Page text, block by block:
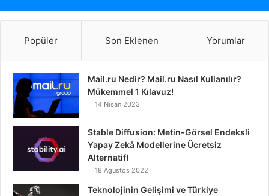
Popüler Son Eklenen Yorumlar
Mail.ru Nedir? Mail.ru Nasıl Kullanılır?
Mükemmel 1 Kılavuz!
14 Nisan 2023
Stable Diffusion: Metin-Görsel Endeksli
Yapay Zekâ Modellerine Ücretsiz
Alternatif!
18 Ağustos 2022
Teknolojinin Gelişimi ve Türkiye